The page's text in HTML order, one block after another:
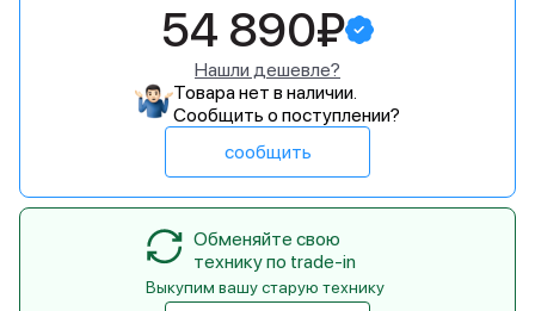
54 890₽
Нашли дешевле?
Товара нет в наличии.
Сообщить о поступлении?
сообщить
Обменяйте свою
технику по trade-in
Выкупим вашу старую технику